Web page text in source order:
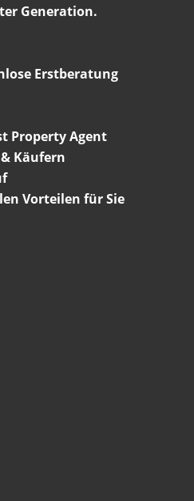
Generation.
Erstberatung
Property Agent
Käufern
Vorteilen für Sie